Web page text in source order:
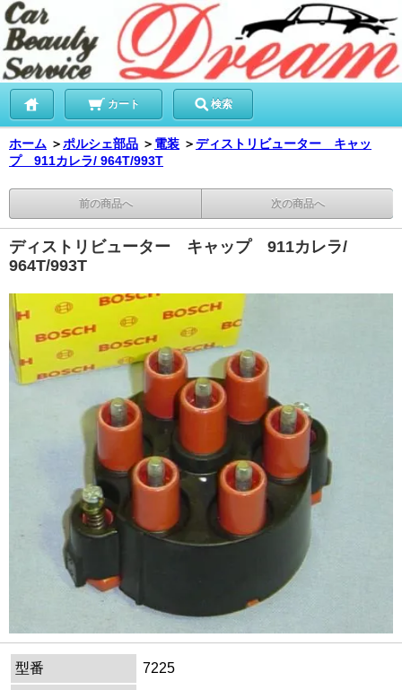
カート 検索
ホーム ＞ポルシェ部品 ＞ 電装 ＞ディストリビューター キャッ
プ 911カレラ/ 964T/993T
前の商品へ 次の商品へ
ディストリビューター キャップ 911カレラ/
964T/993T
型番
7225